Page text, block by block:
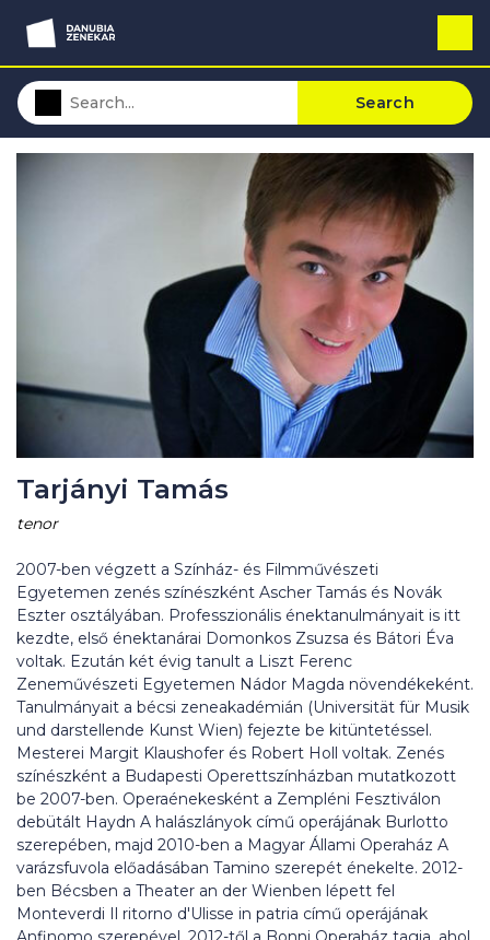
Search
Tarjányi Tamás
tenor
2007-ben végzett a Színház- és Filmművészeti
Egyetemen zenés színészként Ascher Tamás és Novák
Eszter osztályában. Professzionális énektanulmányait is itt
kezdte, első énektanárai Domonkos Zsuzsa és Bátori Éva
voltak. Ezután két évig tanult a Liszt Ferenc
Zeneművészeti Egyetemen Nádor Magda növendékeként.
Tanulmányait a bécsi zeneakadémián (Universität für Musik
und darstellende Kunst Wien) fejezte be kitüntetéssel.
Mesterei Margit Klaushofer és Robert Holl voltak. Zenés
színészként a Budapesti Operettszínházban mutatkozott
be 2007-ben. Operaénekesként a Zempléni Fesztiválon
debütált Haydn A halászlányok című operájának Burlotto
szerepében, majd 2010-ben a Magyar Állami Operaház A
varázsfuvola előadásában Tamino szerepét énekelte. 2012-
ben Bécsben a Theater an der Wienben lépett fel
Monteverdi Il ritorno d'Ulisse in patria című operájának